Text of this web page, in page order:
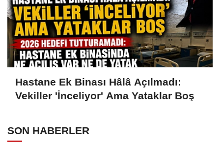
Hastane Ek Binası Hâlâ Açılmadı:
Vekiller 'İnceliyor' Ama Yataklar Boş
SON HABERLER